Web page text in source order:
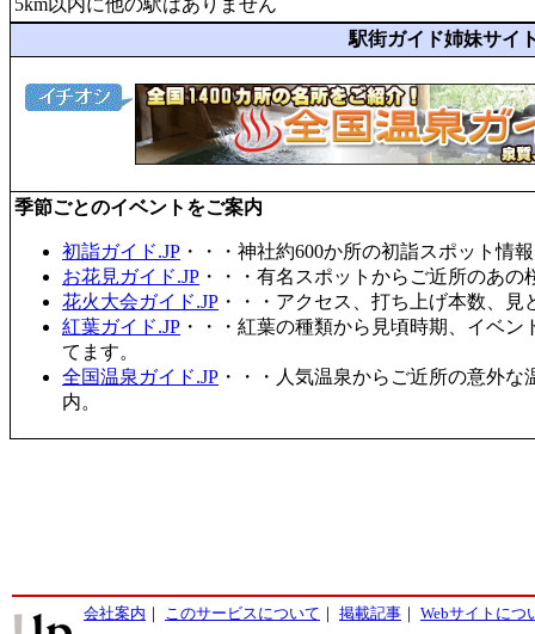
5km以内に他の駅はありません
駅街ガイド姉妹サイ
季節ごとのイベントをご案内
初詣ガイド.JP ・・・神社約600か所の初詣スポット情
お花見ガイド.JP ・・・有名スポットからご近所のあ
花火大会ガイド.JP ・・・アクセス、打ち上げ本数、
紅葉ガイド.JP ・・・紅葉の種類から見頃時期、イベ
てます。
全国温泉ガイド.JP ・・・人気温泉からご近所の意外
内。
会社案内 ｜ このサービスについて ｜ 掲載記事 ｜ Webサイトにつ